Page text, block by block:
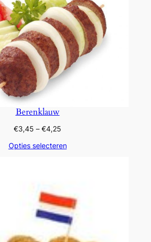
Berenklauw
€3,45 – €4,25
tot
Opties selecteren